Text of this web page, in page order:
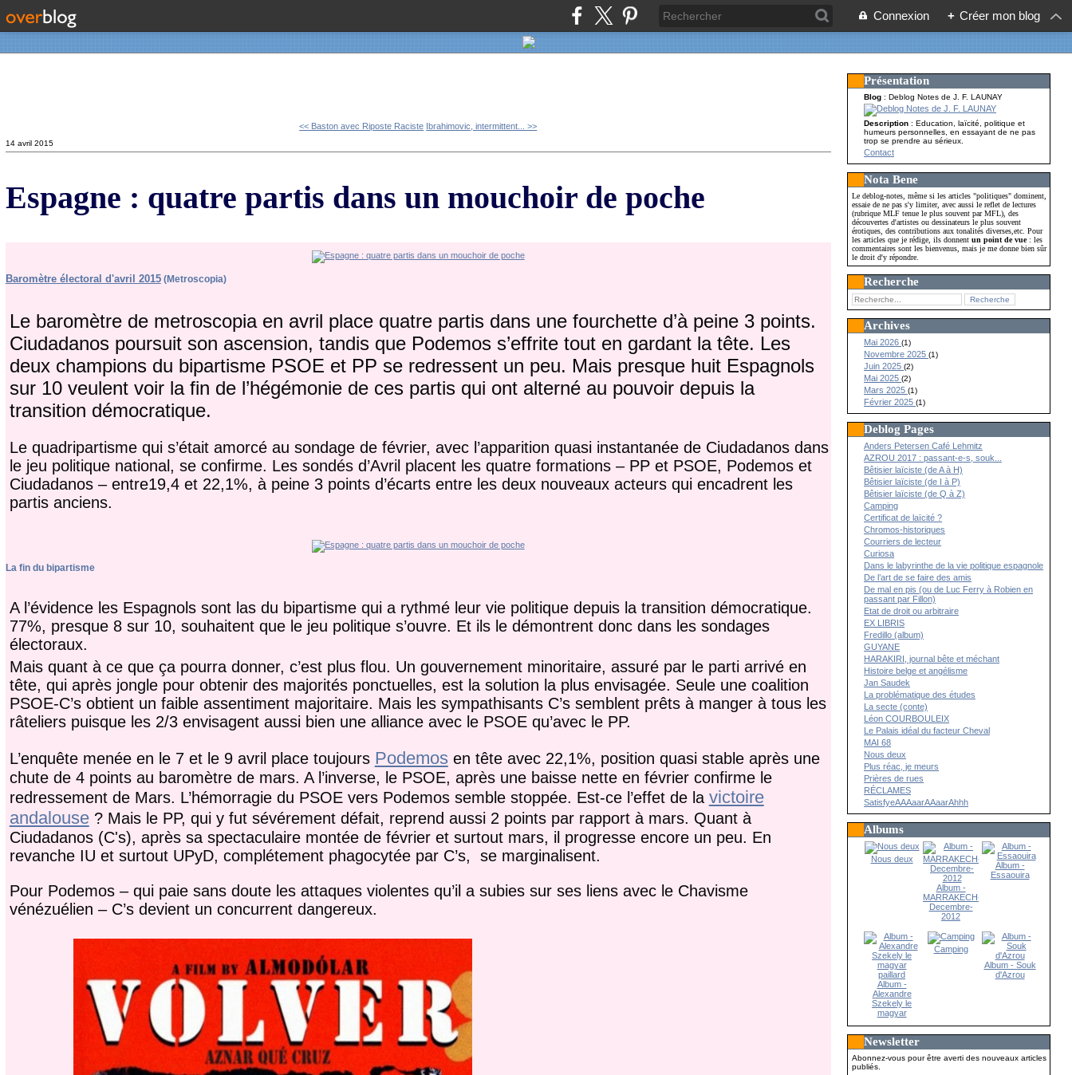
Connexion + Créer mon blog
<< Baston avec Riposte Raciste Ibrahimovic, intermittent... >>
14 avril 2015
Espagne : quatre partis dans un mouchoir de poche
Baromètre électoral d'avril 2015(Metroscopia)
Le baromètre de metroscopia en avril place quatre partis dans une fourchette d’à peine 3 points.
Ciudadanos poursuit son ascension, tandis que Podemos s’effrite tout en gardant la tête. Les
deux champions du bipartisme PSOE et PP se redressent un peu. Mais presque huit Espagnols
sur 10 veulent voir la fin de l’hégémonie de ces partis qui ont alterné au pouvoir depuis la
transition démocratique.
Le quadripartisme qui s’était amorcé au sondage de février, avec l’apparition quasi instantanée de Ciudadanos dans
le jeu politique national, se confirme. Les sondés d’Avril placent les quatre formations – PP et PSOE, Podemos et
Ciudadanos – entre19,4 et 22,1%, à peine 3 points d’écarts entre les deux nouveaux acteurs qui encadrent les
partis anciens.
La fin du bipartisme
A l’évidence les Espagnols sont las du bipartisme qui a rythmé leur vie politique depuis la transition démocratique.
77%, presque 8 sur 10, souhaitent que le jeu politique s’ouvre. Et ils le démontrent donc dans les sondages
électoraux.
Mais quant à ce que ça pourra donner, c’est plus flou. Un gouvernement minoritaire, assuré par le parti arrivé en
tête, qui après jongle pour obtenir des majorités ponctuelles, est la solution la plus envisagée. Seule une coalition
PSOE-C’s obtient un faible assentiment majoritaire. Mais les sympathisants C’s semblent prêts à manger à tous les
râteliers puisque les 2/3 envisagent aussi bien une alliance avec le PSOE qu’avec le PP.
L’enquête menée en le 7 et le 9 avril place toujours Podemosen tête avec 22,1%, position quasi stable après une
chute de 4 points au baromètre de mars. A l’inverse, le PSOE, après une baisse nette en février confirme le
redressement de Mars. L’hémorragie du PSOE vers Podemos semble stoppée. Est-ce l’effet de la victoire
andalouse? Mais le PP, qui y fut sévérement défait, reprend aussi 2 points par rapport à mars. Quant à
Ciudadanos (C's), après sa spectaculaire montée de février et surtout mars, il progresse encore un peu. En
revanche IU et surtout UPyD, complétement phagocytée par C’s, se marginalisent.
Pour Podemos – qui paie sans doute les attaques violentes qu’il a subies sur ses liens avec le Chavisme
vénézuélien – C’s devient un concurrent dangereux.
Présentation
Blog : Deblog Notes de J. F. LAUNAY
Description: Education, laïcité, politique et
humeurs personnelles, en essayant de ne pas
trop se prendre au sérieux.
Contact
Nota Bene
Le deblog-notes, même si les articles "politiques" dominent,
essaie de ne pas s'y limiter, avec aussi le reflet de lectures
(rubrique MLF tenue le plus souvent par MFL), des
découvertes d'artistes ou dessinateurs le plus souvent
érotiques, des contributions aux tonalités diverses,etc. Pour
les articles que je rédige, ils donnentun point de vue: les
commentaires sont les bienvenus, mais je me donne bien sûr
le droit d'y répondre.
Recherche
Archives
Mai 2026(1)
Novembre 2025(1)
Juin 2025(2)
Mai 2025(2)
Mars 2025(1)
Février 2025(1)
Deblog Pages
Anders Petersen Café Lehmitz
AZROU 2017 : passant-e-s, souk...
Bêtisier laïciste (de A à H)
Bêtisier laïciste (de I à P)
Bêtisier laïciste (de Q à Z)
Camping
Certificat de laïcité ?
Chromos-historiques
Courriers de lecteur
Curiosa
Dans le labyrinthe de la vie politique espagnole
De l’art de se faire des amis
De mal en pis (ou de Luc Ferry à Robien en
passant par Fillon)
Etat de droit ou arbitraire
EX LIBRIS
Fredillo (album)
GUYANE
HARAKIRI, journal bête et méchant
Histoire belge et angélisme
Jan Saudek
La problématique des études
La secte (conte)
Léon COURBOULEIX
Le Palais idéal du facteur Cheval
MAI 68
Nous deux
Plus réac, je meurs
Prières de rues
RÉCLAMES
SatisfyeAAAaarAAaarAhhh
Albums
Nous deux
Album -
MARRAKECH-
Decembre-
2012
Album -
Essaouira
Album -
Alexandre
Szekely le
magyar
Camping
Album - Souk
d'Azrou
Newsletter
Abonnez-vous pour être averti des nouveaux articles
publiés.